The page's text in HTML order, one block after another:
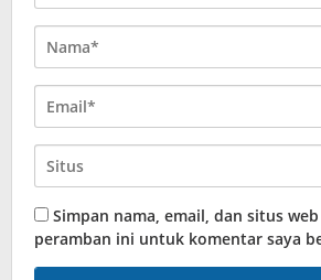
Simpan nama, email, dan situs
peramban ini untuk komentar saya